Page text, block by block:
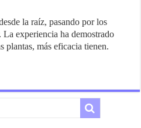
la raíz, pasando por los
experiencia ha demostrado
plantas, más eficacia tienen.